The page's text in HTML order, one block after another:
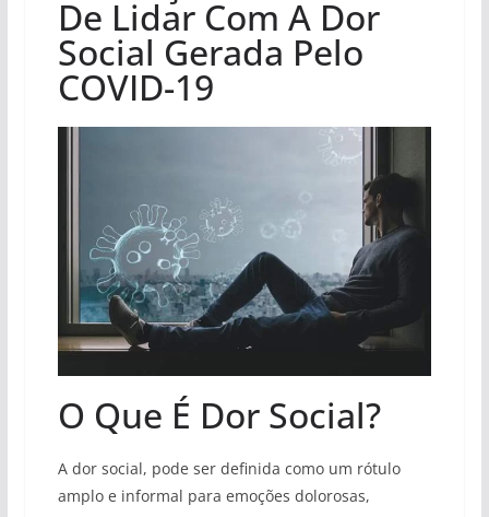
De Lidar Com A Dor
Social Gerada Pelo
COVID-19
O Que É Dor Social?
A dor social, pode ser definida como um rótulo
amplo e informal para emoções dolorosas,